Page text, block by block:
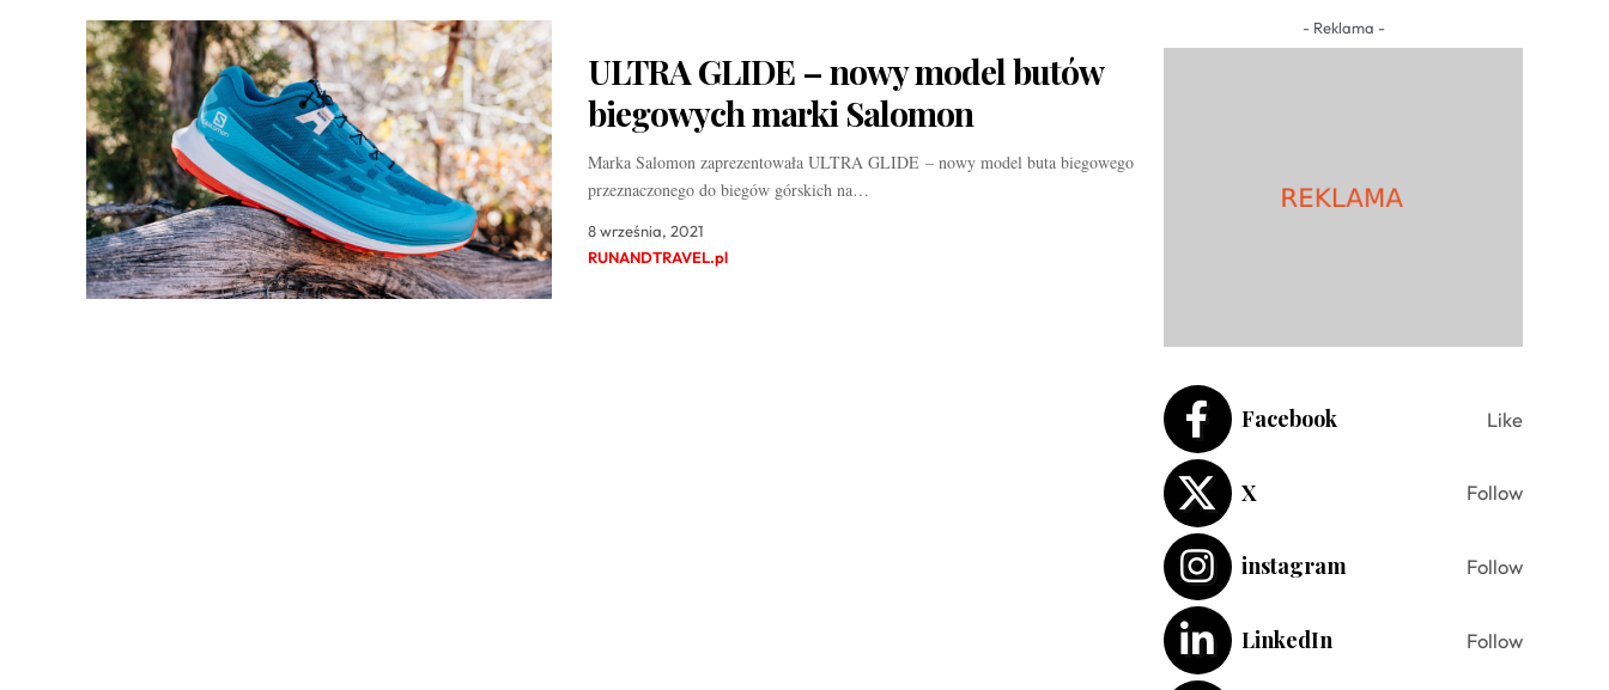
ULTRA GLIDE – nowy model butów
biegowych marki Salomon
Marka Salomon zaprezentowała ULTRA GLIDE – nowy model buta biegowego
przeznaczonego do biegów górskich na…
8 września, 2021
RUNANDTRAVEL.pl
- Reklama -
Facebook Like
X Follow
instagram Follow
LinkedIn Follow